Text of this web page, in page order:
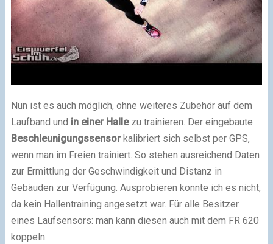
Nun ist es auch möglich, ohne weiteres Zubehör auf dem
Laufband und in einer Hallezu trainieren. Der eingebaute
Beschleunigungssensorkalibriert sich selbst per GPS,
wenn man im Freien trainiert. So stehen ausreichend Daten
zur Ermittlung der Geschwindigkeit und Distanz in
Gebäuden zur Verfügung. Ausprobieren konnte ich es nicht,
da kein Hallentraining angesetzt war. Für alle Besitzer
eines Laufsensors: man kann diesen auch mit dem FR 620
koppeln.